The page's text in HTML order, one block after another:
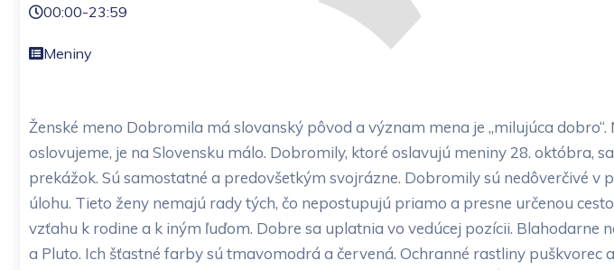
00:00-23:59
Meniny
Ženské meno Dobromila má slovanský pôvod a význam mena je „milujúca
oslovujeme, je na Slovensku málo. Dobromily, ktoré oslavujú meniny 28. októbra,
prekážok. Sú samostatné a predovšetkým svojrázne. Dobromily sú nedôverčivé
úlohu. Tieto ženy nemajú rady tých, čo nepostupujú priamo a presne určenou
vzťahu k rodine a k iným ľuďom. Dobre sa uplatnia vo vedúcej pozícii.
a Pluto. Ich šťastné farby sú tmavomodrá a červená. Ochranné rastliny puškvorec